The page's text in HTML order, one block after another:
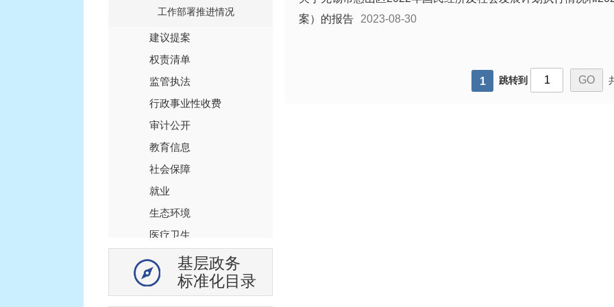
工作部署推进情况
建议提案
权责清单
监管执法
行政事业性收费
审计公开
教育信息
社会保障
就业
生态环境
医疗卫生
安全生产
食品药品安全
基层政务
标准化目录
案）的报告
2023-08-30
1 跳转到